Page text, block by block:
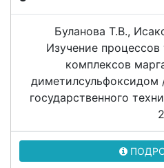
Буланова Т.В.,
Изучение
комплексов
диметилсульфоксидом
государственного